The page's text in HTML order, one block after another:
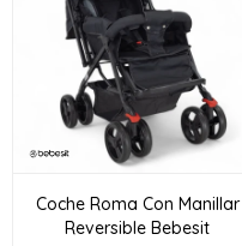
Coche Roma Con Manillar
Reversible Bebesit